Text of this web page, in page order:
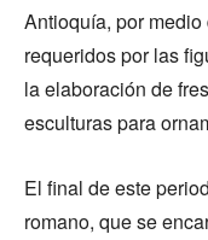
Antioquía, por
requeridos por las
la elaboración de
esculturas para
El final de este
romano, que se